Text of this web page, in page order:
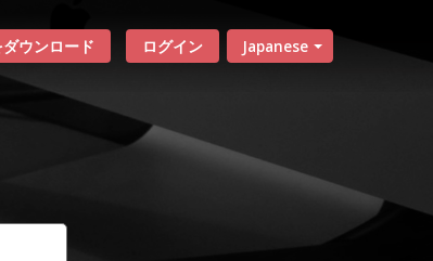
ウンロード Japanese
ログイン